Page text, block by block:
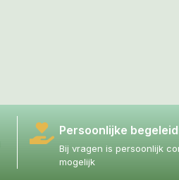
Persoonlijke
Bij vragen is persoonlijk
mogelijk